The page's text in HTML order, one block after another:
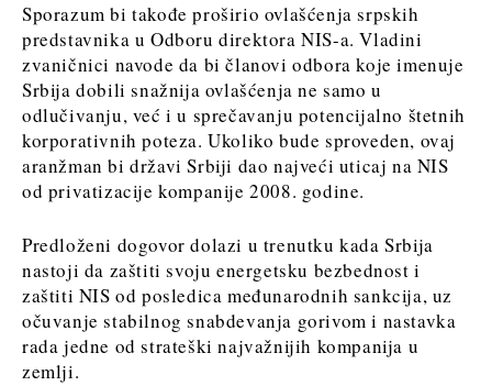
Sporazum bi takođe proširio ovlašćenja srpskih
predstavnika u Odboru direktora NIS-a. Vladini
zvaničnici navode da bi članovi odbora koje imenuje
Srbija dobili snažnija ovlašćenja ne samo u
odlučivanju, već i u sprečavanju potencijalno štetnih
korporativnih poteza. Ukoliko bude sproveden, ovaj
aranžman bi državi Srbiji dao najveći uticaj na NIS
od privatizacije kompanije 2008. godine.
Predloženi dogovor dolazi u trenutku kada Srbija
nastoji da zaštiti svoju energetsku bezbednost i
zaštiti NIS od posledica međunarodnih sankcija, uz
očuvanje stabilnog snabdevanja gorivom i nastavka
rada jedne od strateški najvažnijih kompanija u
zemlji.